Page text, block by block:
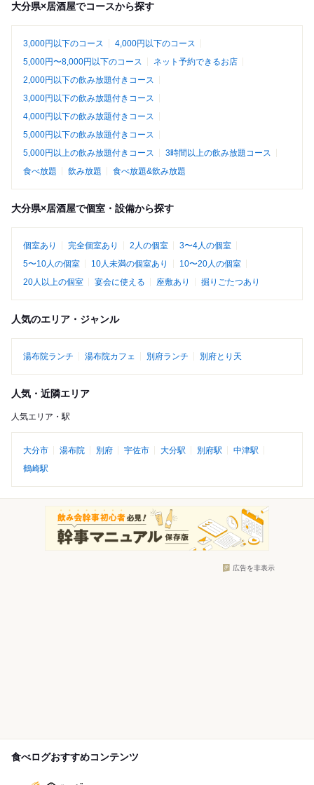
大分県×居酒屋でコースから探す
3,000円以下のコース
4,000円以下のコース
5,000円〜8,000円以下のコース
ネット予約できるお店
2,000円以下の飲み放題付きコース
3,000円以下の飲み放題付きコース
4,000円以下の飲み放題付きコース
5,000円以下の飲み放題付きコース
5,000円以上の飲み放題付きコース
3時間以上の飲み放題コース
食べ放題
飲み放題 食べ放題&飲み放題
大分県×居酒屋で個室・設備から探す
個室あり 完全個室あり 2人の個室
3〜4人の個室
5〜10人の個室
10人未満の個室あり
10〜20人の個室
20人以上の個室
宴会に使える 座敷あり 掘りごたつあり
人気のエリア・ジャンル
湯布院ランチ 湯布院カフェ 別府ランチ 別府とり天
人気・近隣エリア
人気エリア・駅
大分市 湯布院 別府 宇佐市 大分駅 別府駅
中津駅
鶴崎駅
広告を非表示
食べログおすすめコンテンツ